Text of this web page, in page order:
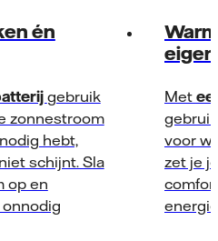
én
gebruik
zonnestroom
hebt,
schijnt. Sla
op en
Met
voor
zet je